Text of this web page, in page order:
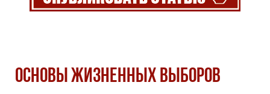
ОСНОВЫ ЖИЗНЕННЫХ ВЫБОРОВ